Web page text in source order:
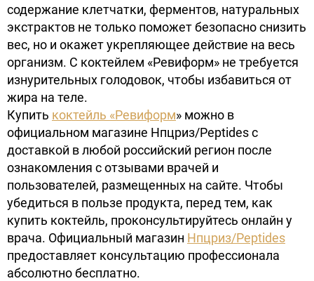
содержание клетчатки, ферментов, натуральных
экстрактов не только поможет безопасно снизить
вес, но и окажет укрепляющее действие на весь
организм. С коктейлем «Ревиформ» не требуется
изнурительных голодовок, чтобы избавиться от
жира на теле.
Купить коктейль «Ревиформ» можно в
официальном магазине Нпцриз/Peptides с
доставкой в любой российский регион после
ознакомления с отзывами врачей и
пользователей, размещенных на сайте. Чтобы
убедиться в пользе продукта, перед тем, как
купить коктейль, проконсультируйтесь онлайн у
врача. Официальный магазин Нпцриз/Peptides
предоставляет консультацию профессионала
абсолютно бесплатно.